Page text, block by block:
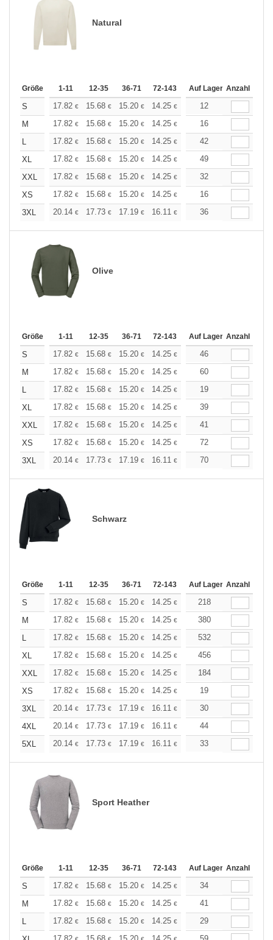
Natural
Größe 1-11 12-35 36-71 72-143 144-287 288 +
Auf Lager Anzahl
S 17.82 € 15.68 € 15.20 € 14.25 € 13.54€
12
M
17.82 € 15.68 € 15.20 € 14.25 € 13.54€
16
L
17.82 € 15.68 € 15.20 € 14.25 € 13.54€
42
XL
17.82 € 15.68 € 15.20 € 14.25 € 13.54€
49
XXL
17.82 € 15.68 € 15.20 € 14.25 € 13.54€
32
XS
17.82 € 15.68 € 15.20 € 14.25 € 13.54€
16
3XL
20.14 € 17.73 € 17.19 € 16.11 € 15.31€
36
Olive
Größe 1-11 12-35 36-71 72-143 144-287 288 +
Auf Lager Anzahl
S 17.82 € 15.68 € 15.20 € 14.25 € 13.54€
46
M
17.82 € 15.68 € 15.20 € 14.25 € 13.54€
60
L
17.82 € 15.68 € 15.20 € 14.25 € 13.54€
19
XL
17.82 € 15.68 € 15.20 € 14.25 € 13.54€
39
XXL
17.82 € 15.68 € 15.20 € 14.25 € 13.54€
41
XS
17.82 € 15.68 € 15.20 € 14.25 € 13.54€
72
3XL
20.14 € 17.73 € 17.19 € 16.11 € 15.31€
70
Schwarz
Größe 1-11 12-35 36-71 72-143 144-287 288 +
Auf Lager Anzahl
S 17.82 € 15.68 € 15.20 € 14.25 € 13.54€
218
M
17.82 € 15.68 € 15.20 € 14.25 € 13.54€
380
L
17.82 € 15.68 € 15.20 € 14.25 € 13.54€
532
XL
17.82 € 15.68 € 15.20 € 14.25 € 13.54€
456
XXL
17.82 € 15.68 € 15.20 € 14.25 € 13.54€
184
XS
17.82 € 15.68 € 15.20 € 14.25 € 13.54€
19
3XL
20.14 € 17.73 € 17.19 € 16.11 € 15.31€
30
4XL
20.14 € 17.73 € 17.19 € 16.11 € 15.31€
44
5XL
20.14 € 17.73 € 17.19 € 16.11 € 15.31€
33
Sport Heather
Größe 1-11 12-35 36-71 72-143 144-287 288 +
Auf Lager Anzahl
S 17.82 € 15.68 € 15.20 € 14.25 € 13.54€
34
M
17.82 € 15.68 € 15.20 € 14.25 € 13.54€
41
L
17.82 € 15.68 € 15.20 € 14.25 € 13.54€
29